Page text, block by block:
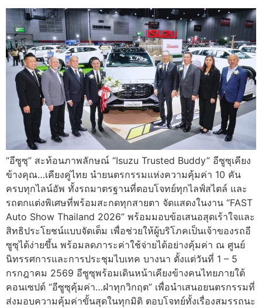
“อีซูซุ” สะท้อนภาพลักษณ์ “Isuzu Trusted Buddy” อีซูซุเคียง
ข้างคุณ…เคียงคู่ไทย นำยนตรกรรมแห่งความคุ้มค่า 10 คัน
ครบทุกไลน์อัพ ทั้งรถมาตรฐานที่ตอบโจทย์ทุกไลฟ์สไตล์ และ
รถตกแต่งพิเศษที่พร้อมสะกดทุกสายตา จัดแสดงในงาน “FAST
Auto Show Thailand 2026” พร้อมมอบข้อเสนอสุดเร้าใจและ
สิทธิประโยชน์แบบจัดเต็ม เพื่อช่วยให้ผู้บริโภคเป็นเจ้าของรถอี
ซูซุได้ง่ายขึ้น พร้อมลดภาระค่าใช้จ่ายได้อย่างคุ้มค่า ณ ศูนย์
นิทรรศการและการประชุมไบเทค บางนา ตั้งแต่วันที่ 1 – 5
กรกฎาคม 2569 อีซูซุพร้อมเดินหน้าเคียงข้างคนไทยภายใต้
คอนเซปต์ “อีซูซุคุ้มค่า…ฝ่าทุกวิกฤต” เพื่อนำเสนอยนตรกรรมที่
ส่งมอบความคุ้มค่าขั้นสุดในทุกมิติ ตอบโจทย์ทั้งเรื่องสมรรถนะ